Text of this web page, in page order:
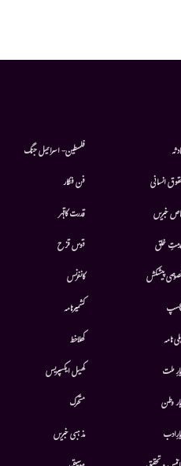
انسانی
خبریں
خلق
پیشکش
نامہ
ملت
وطن
فلسطین- اسرائیل جنگ
فن فنکار
قدرت کاقہر
قوس قزح
کانفرنس
کشمیرنامہ
کھلاخط
کھیل ایکسپریس
متحرك
مذہبی خبریں